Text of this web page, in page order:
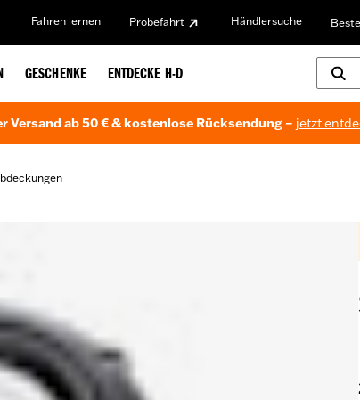
Fahren lernen Probefahrt Händlersuche
GESCHENKE ENTDECKE H-D
Versand ab 50 € & kostenlose Rücksendung – jetzt